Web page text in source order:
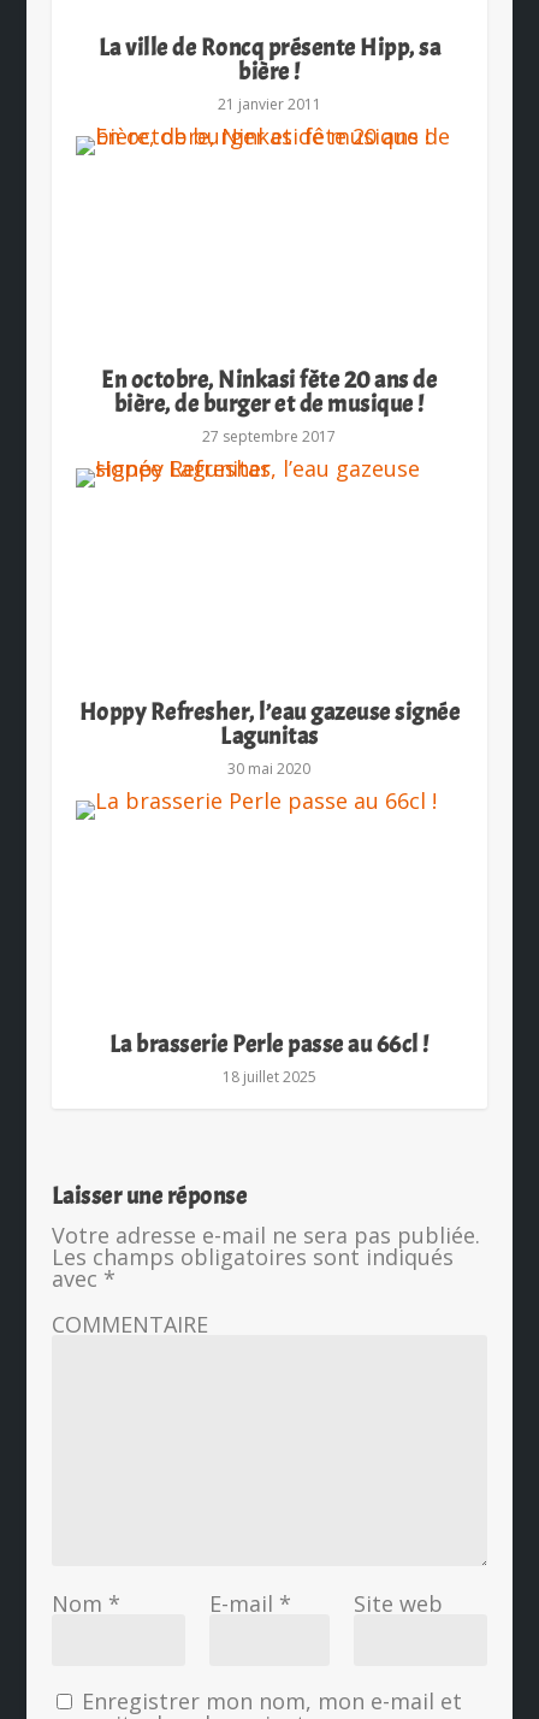
La ville de Roncq présente Hipp, sa
bière !
21 janvier 2011
En octobre, Ninkasi fête 20 ans de
bière, de burger et de musique !
27 septembre 2017
Hoppy Refresher, l’eau gazeuse signée
Lagunitas
30 mai 2020
La brasserie Perle passe au 66cl !
18 juillet 2025
Laisser une réponse
Votre adresse e-mail ne sera pas publiée.
Les champs obligatoires sont indiqués
avec *
COMMENTAIRE
Nom * E-mail * Site web
Enregistrer mon nom, mon e-mail et